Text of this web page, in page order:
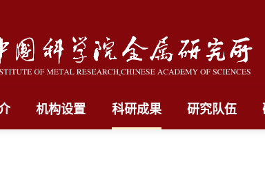
机构设置 科研成果 研究队伍